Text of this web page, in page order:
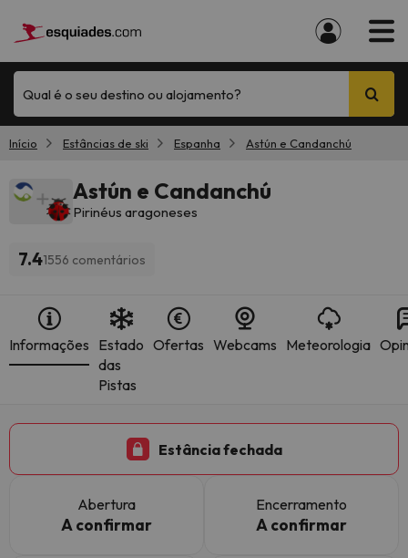
Qual é o seu destino ou alojamento?
Início Estâncias de ski Espanha Astún e Candanchú
Astún e Candanchú
Pirinéus aragoneses
7.41556 comentários
Informações Estado
das
Pistas
Ofertas Webcams Meteorologia
Estância fechada
Abertura
A confirmar
Encerramento
A confirmar